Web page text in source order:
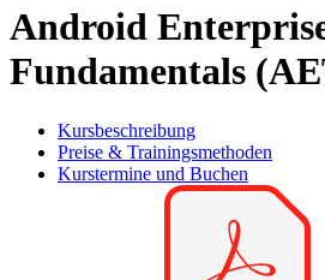
Android
Fundamentals
Kursbeschreibung
Preise & Trainingsmethoden
Kurstermine und Buchen